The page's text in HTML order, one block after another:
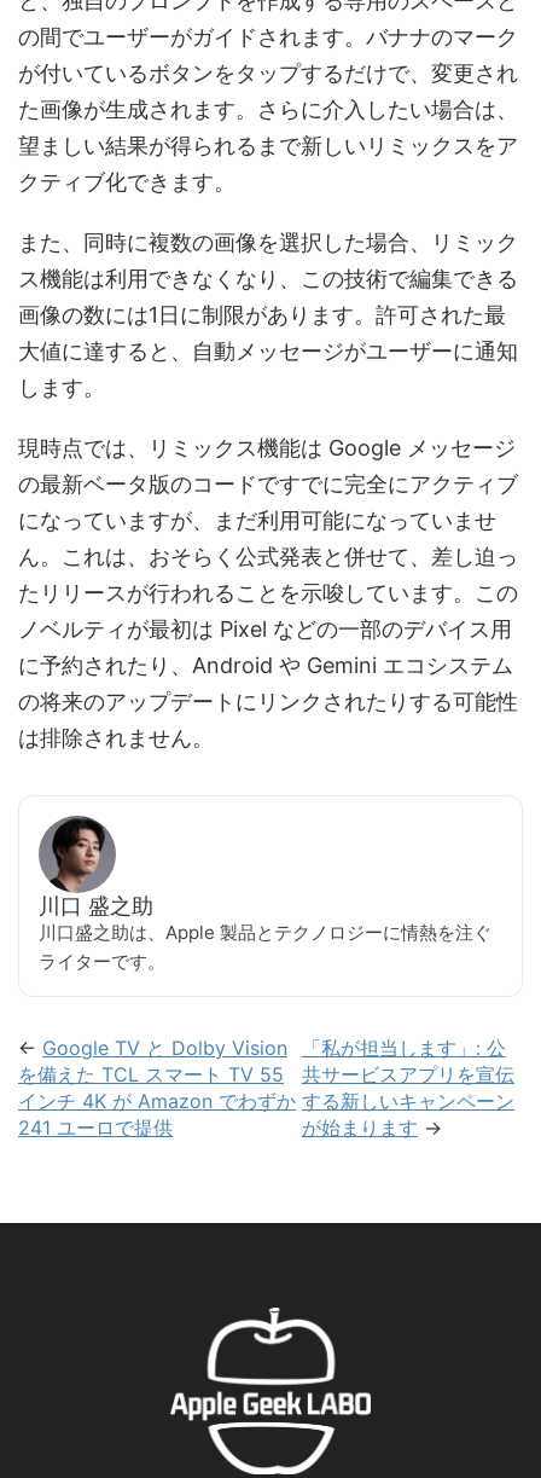
の間でユーザーがガイドされます。バナナのマーク
が付いているボタンをタップするだけで、変更され
た画像が生成されます。さらに介入したい場合は、
望ましい結果が得られるまで新しいリミックスをア
クティブ化できます。
また、同時に複数の画像を選択した場合、リミック
ス機能は利用できなくなり、この技術で編集できる
画像の数には1日に制限があります。許可された最
大値に達すると、自動メッセージがユーザーに通知
します。
現時点では、リミックス機能は Google メッセージ
の最新ベータ版のコードですでに完全にアクティブ
になっていますが、まだ利用可能になっていませ
ん。これは、おそらく公式発表と併せて、差し迫っ
たリリースが行われることを示唆しています。この
ノベルティが最初は Pixel などの一部のデバイス用
に予約されたり、Android や Gemini エコシステム
の将来のアップデートにリンクされたりする可能性
は排除されません。
川口 盛之助
川口盛之助は、Apple 製品とテクノロジーに情熱を注ぐ
ライターです。
← Google TV と Dolby Vision
を備えた TCL スマート TV 55
インチ 4K が Amazon でわずか
241 ユーロで提供
「私が担当します」: 公
共サービスアプリを宣伝
する新しいキャンペーン
が始まります →